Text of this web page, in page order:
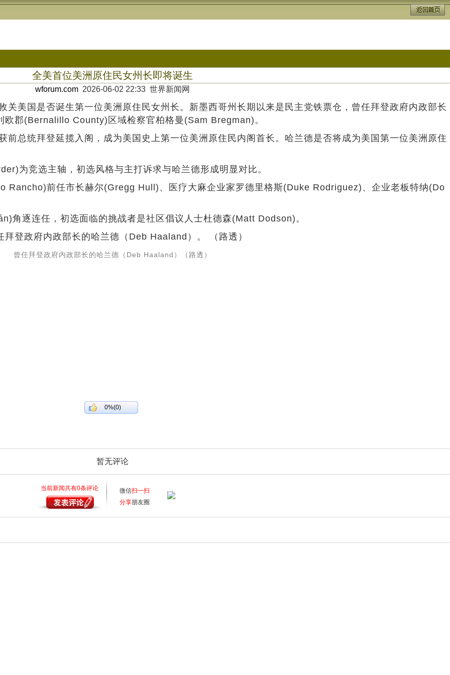
全美首位美洲原住民女州长即将诞生
wforum.com 2026-06-02 22:33 世界新闻网
国是否诞生第一位美洲原住民女州长。新墨西哥州长期以来是民主党铁票仓，曾任拜登政府内政部长
郡(Bernalillo County)区域检察官柏格曼(Sam Bregman)。
统拜登延揽入阁，成为美国史上第一位美洲原住民内阁首长。哈兰德是否将成为美国第一位美洲原住
竞选主轴，初选风格与主打诉求与哈兰德形成明显对比。
前任市长赫尔(Gregg Hull)、医疗大麻企业家罗德里格斯(Duke Rodriguez)、企业老板特纳(Do
逐连任，初选面临的挑战者是社区倡议人士杜德森(Matt Dodson)。
曾任拜登政府内政部长的哈兰德（Deb Haaland）（路透）
0%(0)
暂无评论
当前新闻共有0条评论 微信扫一扫
分享朋友圈